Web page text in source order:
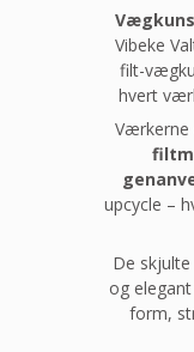
Vibeke
filt-
hvert
Værkerne
upcycle –
De
og
form,